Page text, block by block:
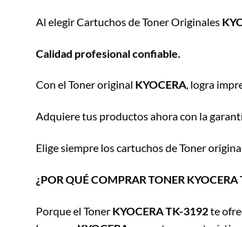
Al elegir Cartuchos de Toner Originales
Calidad profesional confiable.
Con el Toner original KYOCERA, logra
Adquiere tus productos ahora con la
Elige siempre los cartuchos de Toner
¿POR QUÉ COMPRAR TONER
Porque el Toner KYOCERATK-3192te